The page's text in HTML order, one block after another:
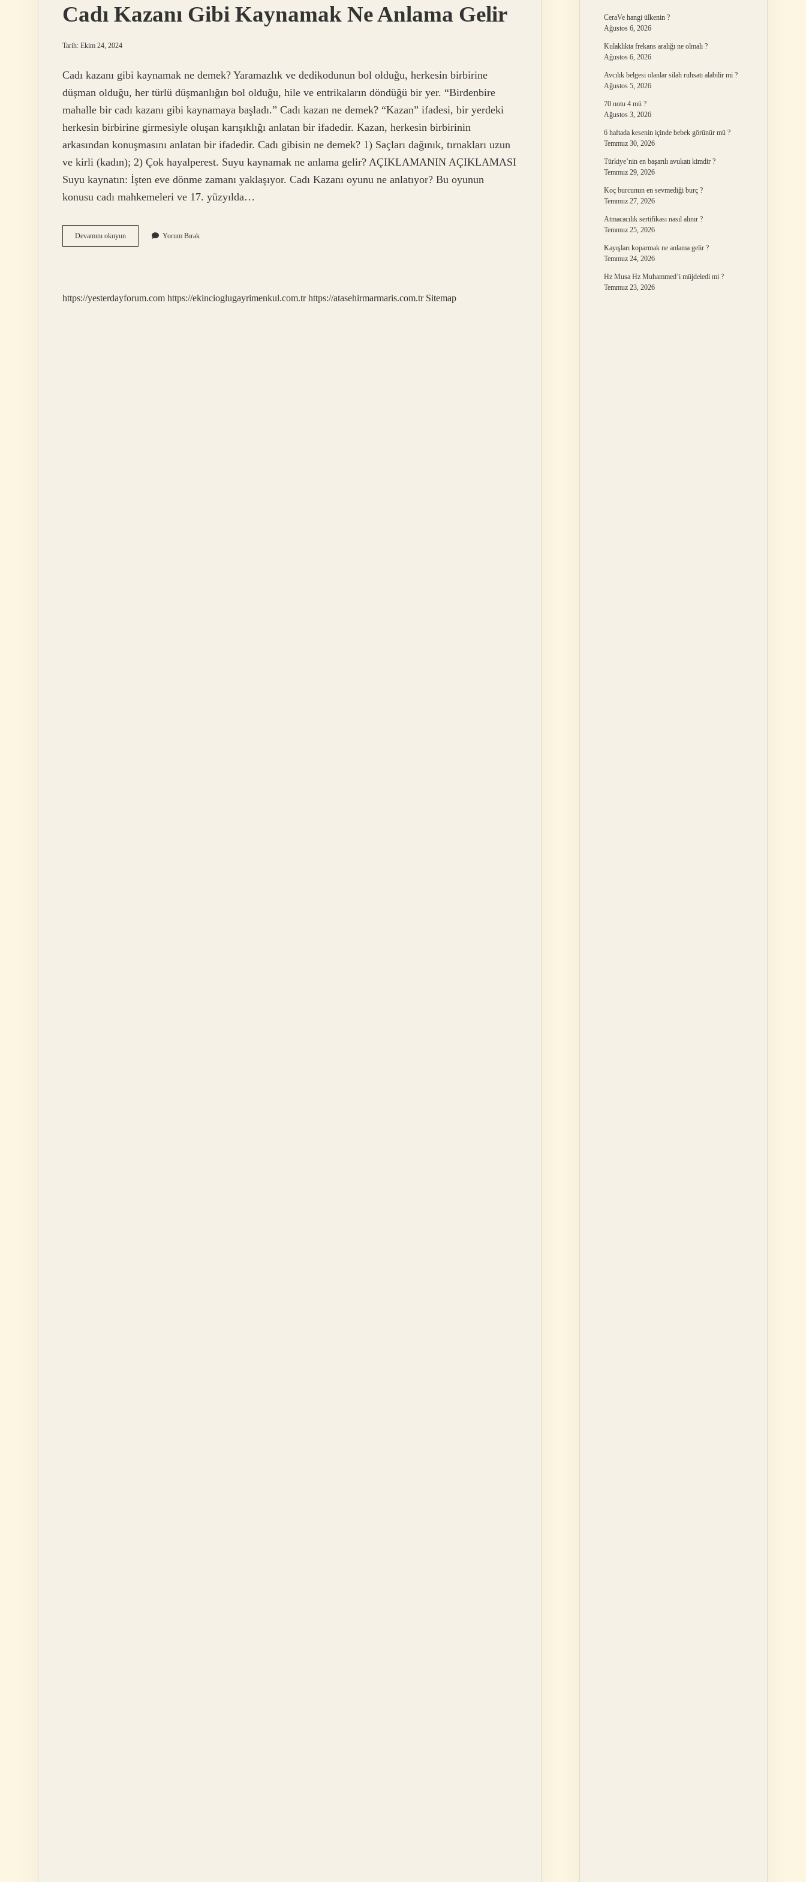
Cadı Kazanı Gibi Kaynamak Ne Anlama Gelir
Tarih: Ekim 24, 2024
Cadı kazanı gibi kaynamak ne demek? Yaramazlık ve dedikodunun bol olduğu, herkesin birbirine
düşman olduğu, her türlü düşmanlığın bol olduğu, hile ve entrikaların döndüğü bir yer. “Birdenbire
mahalle bir cadı kazanı gibi kaynamaya başladı.” Cadı kazan ne demek? “Kazan” ifadesi, bir yerdeki
herkesin birbirine girmesiyle oluşan karışıklığı anlatan bir ifadedir. Kazan, herkesin birbirinin
arkasından konuşmasını anlatan bir ifadedir. Cadı gibisin ne demek? 1) Saçları dağınık, tırnakları uzun
ve kirli (kadın); 2) Çok hayalperest. Suyu kaynamak ne anlama gelir? AÇIKLAMANIN AÇIKLAMASI
Suyu kaynatın: İşten eve dönme zamanı yaklaşıyor. Cadı Kazanı oyunu ne anlatıyor? Bu oyunun
konusu cadı mahkemeleri ve 17. yüzyılda…
Devamını okuyunCadı
Kazanı
Gelir
Yorum Bırak
https://yesterdayforum.com https://ekincioglugayrimenkul.com.tr https://atasehirmarmaris.com.tr Sitemap
CeraVe hangi ülkenin ?
Ağustos 6, 2026
Kulaklıkta frekans aralığı ne olmalı ?
Ağustos 6, 2026
Avcılık belgesi olanlar silah ruhsatı alabilir mi ?
Ağustos 5, 2026
70 notu 4 mü ?
Ağustos 3, 2026
6 haftada kesenin içinde bebek görünür mü ?
Temmuz 30, 2026
Türkiye’nin en başarılı avukatı kimdir ?
Temmuz 29, 2026
Koç burcunun en sevmediği burç ?
Temmuz 27, 2026
Atmacacılık sertifikası nasıl alınır ?
Temmuz 25, 2026
Kayışları koparmak ne anlama gelir ?
Temmuz 24, 2026
Hz Musa Hz Muhammed’i müjdeledi mi ?
Temmuz 23, 2026